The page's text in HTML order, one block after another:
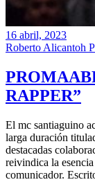
16 abril, 2023
Roberto Alicantoh
RAPPER”
El mc santiaguino
larga duración
destacadas
reivindica la
comunicador.